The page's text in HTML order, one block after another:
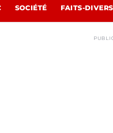
SOCIÉTÉ FAITS-